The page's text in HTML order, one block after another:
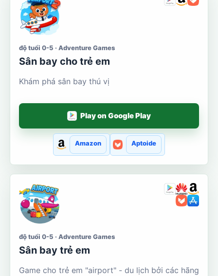
độ tuổi 0-5 · Adventure Games
Sân bay cho trẻ em
Khám phá sân bay thú vị
Play on Google Play
Amazon Aptoide
độ tuổi 0-5 · Adventure Games
Sân bay trẻ em
Game cho trẻ em "airport" - du lịch bởi các hãng